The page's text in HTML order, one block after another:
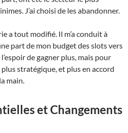
J’ai choisi de les abandonner.
a tout modifié. Il m’a conduit à
part de mon budget des slots vers
de gagner plus, mais pour
stratégique, et plus en accord
main.
et Changements